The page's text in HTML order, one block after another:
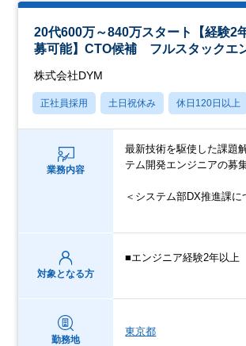
20代600万～840万スタート【経験2
募可能】CTO候補 フルスタックエ
株式会社DYM
正社員採用 土日祝休み 休日120日以上
業務内容
最新技術を駆使した課題
テム開発エンジニアの募
＜システム部DX推進課に
対象となる方
■エンジニア経験2年以上
勤務地
東京都